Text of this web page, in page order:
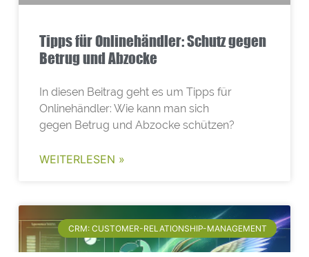
Tipps für Onlinehändler: Schutz gegen
Betrug und Abzocke
In diesen Beitrag geht es um Tipps für
Onlinehändler: Wie kann man sich
gegen Betrug und Abzocke schützen?
WEITERLESEN »
CRM: CUSTOMER-RELATIONSHIP-MANAGEMENT